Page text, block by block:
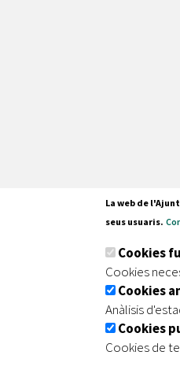
| Avís legal
La web de
seus usuaris.
Cookies
Cookies
Cookies
Anàlisis
Cookies
Cookies de